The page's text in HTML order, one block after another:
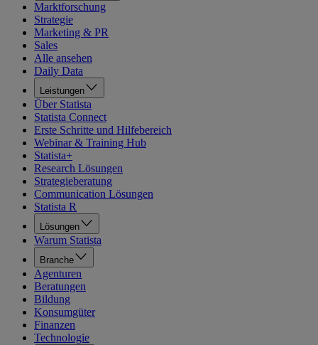
Marktforschung
Strategie
Marketing & PR
Sales
Alle ansehen
Daily Data
Leistungen
Über Statista
Statista Connect
Erste Schritte und Hilfebereich
Webinar & Training Hub
Statista+
Research Lösungen
Strategieberatung
Communication Lösungen
Statista R
Lösungen
Warum Statista
Branche
Agenturen
Beratungen
Bildung
Konsumgüter
Finanzen
Technologie